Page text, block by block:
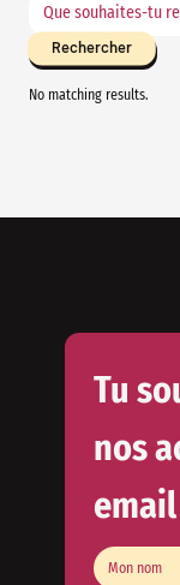
No matching results.
Tu
nos